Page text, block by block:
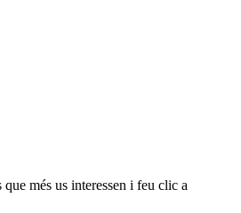
més us interessen i feu clic a